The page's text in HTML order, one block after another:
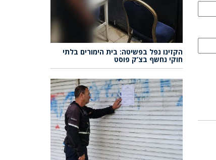
הקזינו נפל בפשיטה: בית הימורים בלתי
חוקי נחשף בצ’ק פוסט